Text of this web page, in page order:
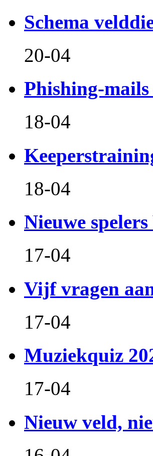
Schema
20-04
Phishing-
18-04
18-04
Nieuwe
17-04
Vijf vragen
17-04
Muziekquiz
17-04
Nieuw veld,